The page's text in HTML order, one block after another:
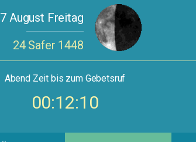
7 August Freitag
24 Safer 1448
Abend Zeit bis zum Gebetsruf
00:12:09